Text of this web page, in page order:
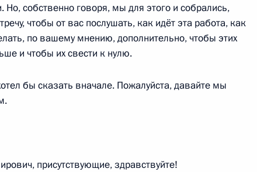
М-12 «Восток»
Кремль
собственно говоря, мы для этого и собрались,
чтобы от вас послушать, как идёт эта работа, как
по вашему мнению, дополнительно, чтобы этих
и чтобы их свести к нулю.
бы сказать вначале. Пожалуйста, давайте мы
присутствующие, здравствуйте!